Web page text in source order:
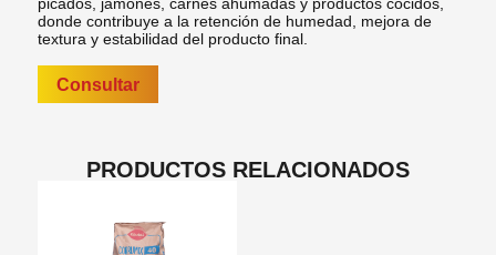
picados, jamones, carnes ahumadas y productos cocidos,
donde contribuye a la retención de humedad, mejora de
textura y estabilidad del producto final.
Consultar
PRODUCTOS RELACIONADOS